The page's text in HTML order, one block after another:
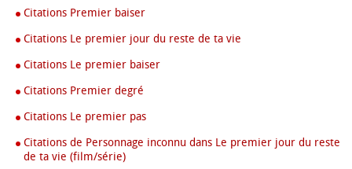
Citations Premier baiser
Citations Le premier jour du reste de ta vie
Citations Le premier baiser
Citations Premier degré
Citations Le premier pas
Citations de Personnage inconnu dans Le premier jour du reste
de ta vie (film/série)